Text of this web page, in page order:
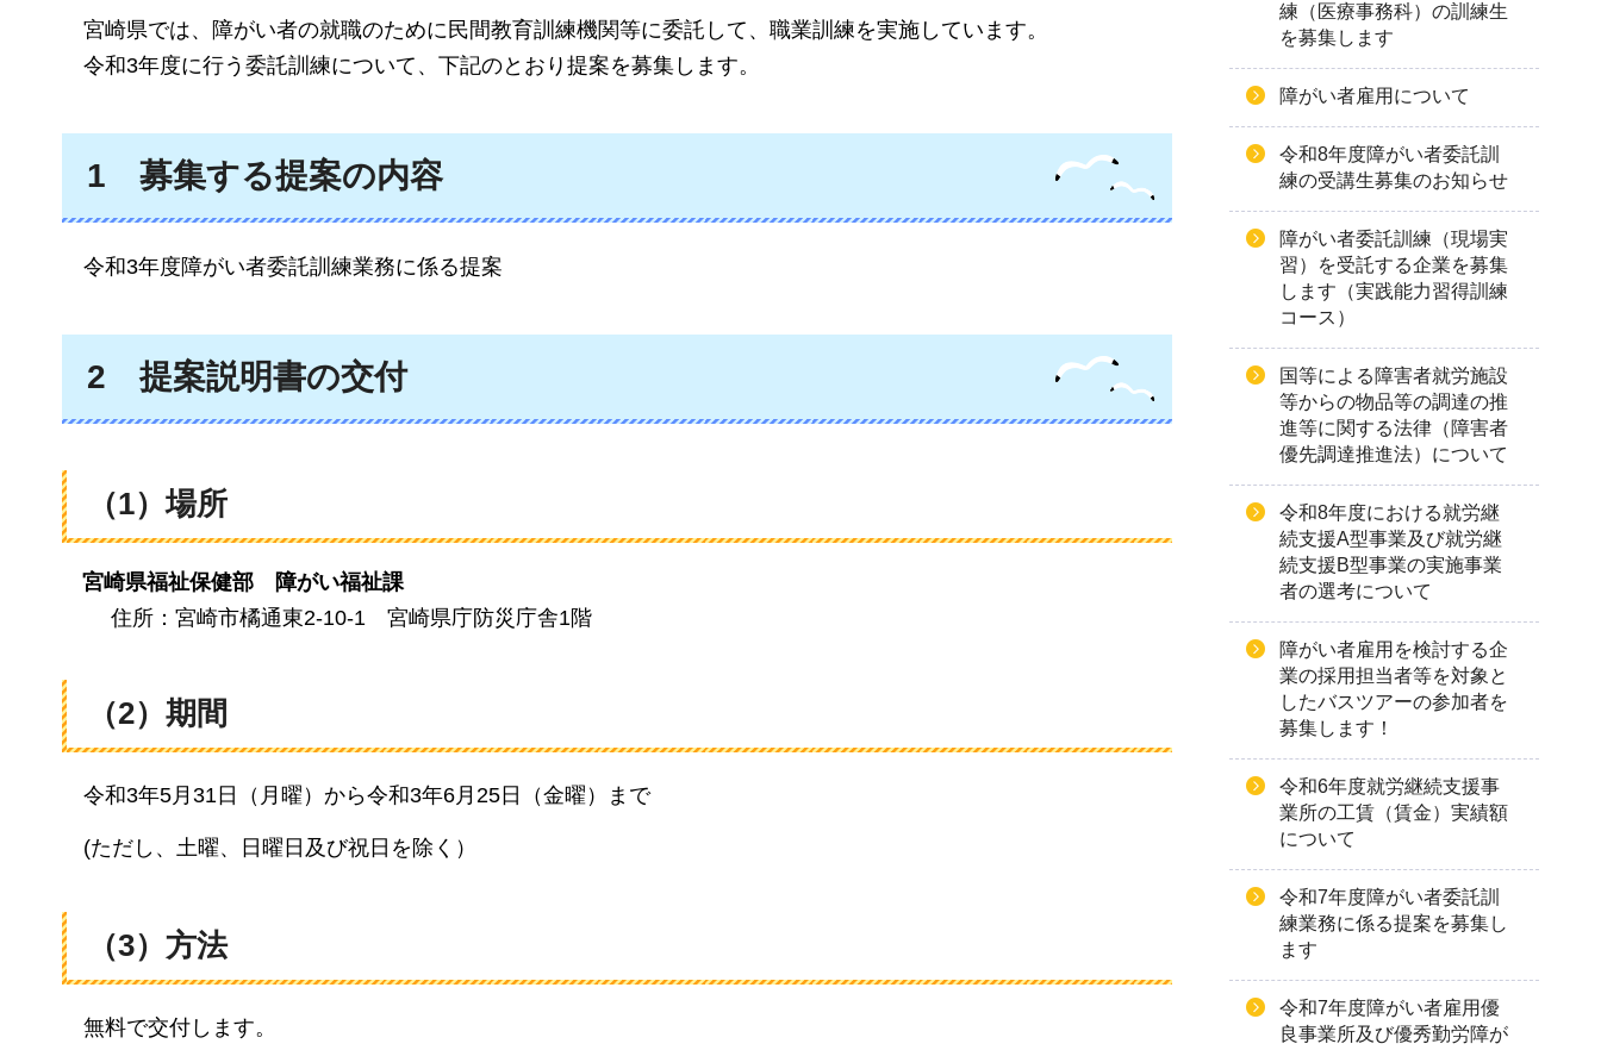
宮崎県では、障がい者の就職のために民間教育訓練機関等に委託して、職業訓練を実施しています。
令和3年度に行う委託訓練について、下記のとおり提案を募集します。
1 募集する提案の内容
令和3年度障がい者委託訓練業務に係る提案
2 提案説明書の交付
（1）場所
宮崎県福祉保健部 障がい福祉課
住所：宮崎市橘通東2-10-1
宮崎県庁防災庁舎1階
（2）期間
令和3年5月31日（月曜）から令和3年6月25日（金曜）まで
(ただし 、土曜、日曜日及び祝日を除く）
（3）方法
無料で交付します。
練（医療事務科）の訓練生
を募集します
障がい者雇用について
令和8年度障がい者委託訓
練の受講生募集のお知らせ
障がい者委託訓練（現場実
習）を受託する企業を募集
します（実践能力習得訓練
コース）
国等による障害者就労施設
等からの物品等の調達の推
進等に関する法律（障害者
優先調達推進法）について
令和8年度における就労継
続支援A型事業及び就労継
続支援B型事業の実施事業
者の選考について
障がい者雇用を検討する企
業の採用担当者等を対象と
したバスツアーの参加者を
募集します！
令和6年度就労継続支援事
業所の工賃（賃金）実績額
について
令和7年度障がい者委託訓
練業務に係る提案を募集し
ます
令和7年度障がい者雇用優
良事業所及び優秀勤労障が